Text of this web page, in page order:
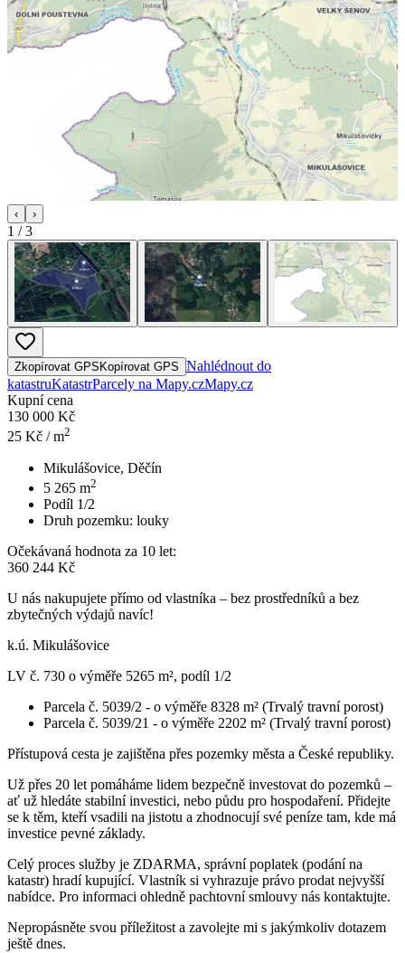
‹ ›
1 /3
Zkopírovat GPS Kopírovat GPS Nahlédnout do
katastruKatastrParcely na Mapy.czMapy.cz
Kupní cena
130 000 Kč
25 Kč / m2
Mikulášovice, Děčín
5 265 m2
Podíl 1/2
Druh pozemku: louky
Očekávaná hodnota za 10 let:
360 244 Kč
U nás nakupujete přímo od vlastníka – bez prostředníků a bez
zbytečných výdajů navíc!
k.ú. Mikulášovice
LV č. 730 o výměře 5265 m², podíl 1/2
Parcela č. 5039/2 - o výměře 8328 m² (Trvalý travní porost)
Parcela č. 5039/21 - o výměře 2202 m² (Trvalý travní porost)
Přístupová cesta je zajištěna přes pozemky města a České republiky.
Už přes 20 let pomáháme lidem bezpečně investovat do pozemků –
ať už hledáte stabilní investici, nebo půdu pro hospodaření. Přidejte
se k těm, kteří vsadili na jistotu a zhodnocují své peníze tam, kde má
investice pevné základy.
Celý proces služby je ZDARMA, správní poplatek (podání na
katastr) hradí kupující. Vlastník si vyhrazuje právo prodat nejvyšší
nabídce. Pro informaci ohledně pachtovní smlouvy nás kontaktujte.
Nepropásněte svou příležitost a zavolejte mi s jakýmkoliv dotazem
ještě dnes.